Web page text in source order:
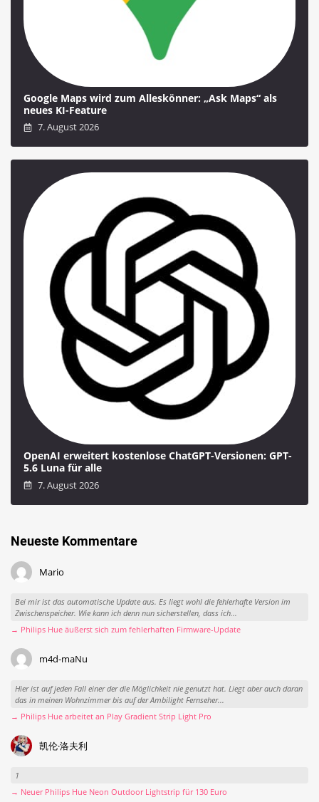
Google Maps wird zum Alleskönner: „Ask Maps“ als
neues KI-Feature
7. August 2026
OpenAI erweitert kostenlose ChatGPT-Versionen: GPT-
5.6 Luna für alle
7. August 2026
Neueste Kommentare
Mario
Bei mir ist das automatische Update aus. Es liegt wohl die fehlerhafte Version im
Zwischenspeicher. Wie kann ich denn nun sicherstellen, dass ich...
→ Philips Hue äußerst sich zum fehlerhaften Firmware-Update
m4d-maNu
Hier ist auf jeden Fall einer der die Möglichkeit nie genutzt hat. Liegt aber auch daran
das in meinen Wohnzimmer bis auf der Ambilight Fernseher...
→ Philips Hue arbeitet an Play Gradient Strip Light Pro
凯伦·洛夫利
1
→ Neuer Philips Hue Neon Outdoor Lightstrip für 130 Euro